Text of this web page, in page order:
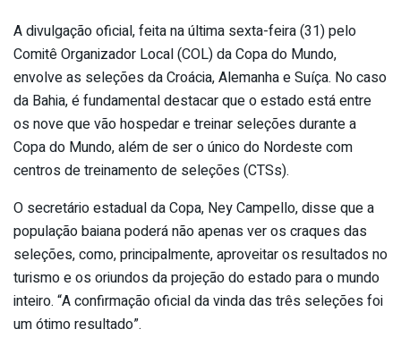
A divulgação oficial, feita na última sexta-feira (31) pelo
Comitê Organizador Local (COL) da Copa do Mundo,
envolve as seleções da Croácia, Alemanha e Suíça. No caso
da Bahia, é fundamental destacar que o estado está entre
os nove que vão hospedar e treinar seleções durante a
Copa do Mundo, além de ser o único do Nordeste com
centros de treinamento de seleções (CTSs).
O secretário estadual da Copa, Ney Campello, disse que a
população baiana poderá não apenas ver os craques das
seleções, como, principalmente, aproveitar os resultados no
turismo e os oriundos da projeção do estado para o mundo
inteiro. “A confirmação oficial da vinda das três seleções foi
um ótimo resultado”.